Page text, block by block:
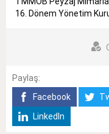
16. Dönem Yönetim
Paylaş:
Facebook
LinkedIn